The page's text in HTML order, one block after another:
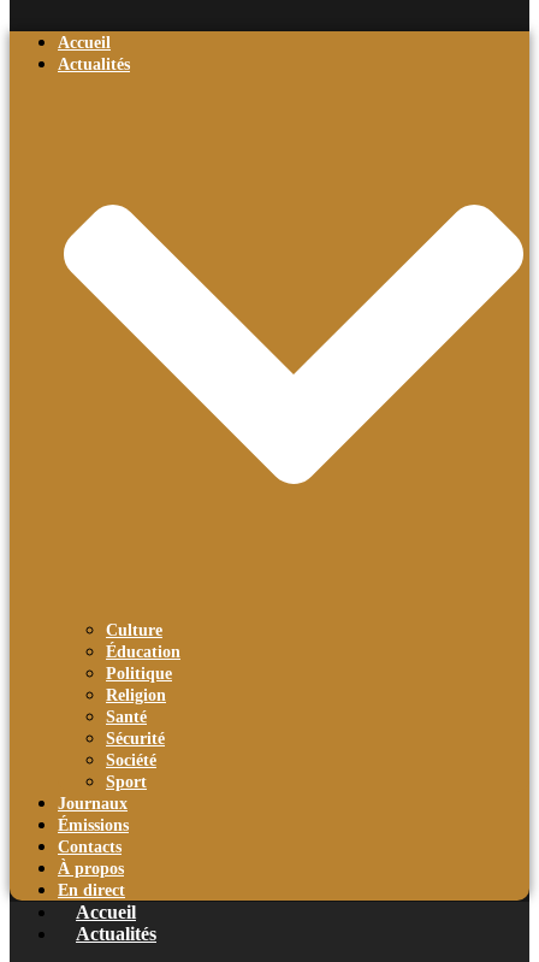
Accueil
Actualités
Culture
Éducation
Politique
Religion
Santé
Sécurité
Société
Sport
Journaux
Émissions
Contacts
À propos
En direct
Accueil
Actualités